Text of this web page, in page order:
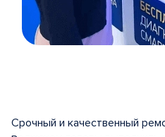
Срочный и качественный